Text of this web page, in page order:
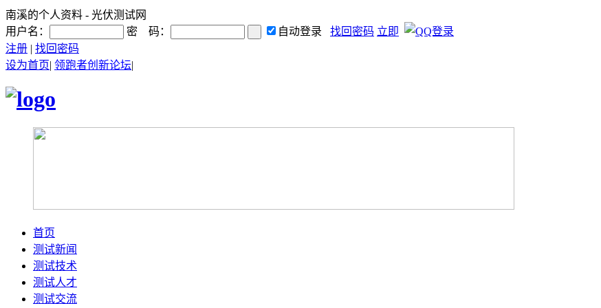
南溪的个人资料 - 光伏测试网
用户名：
密 码： 自动登录 找回密码 立即
注册 | 找回密码
设为首页| 领跑者创新论坛|
首页
测试新闻
测试技术
测试人才
测试交流